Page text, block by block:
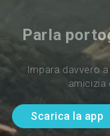
Parla
Impara davvero
amicizia
Scarica la app